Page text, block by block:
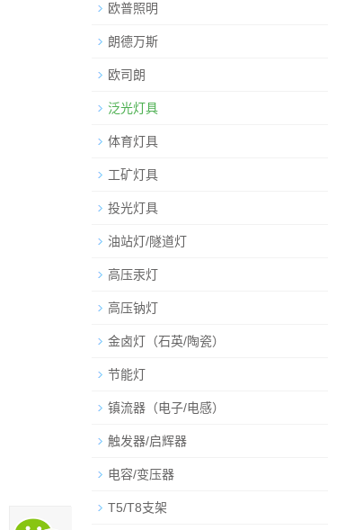
欧普照明
朗德万斯
欧司朗
泛光灯具
体育灯具
工矿灯具
投光灯具
油站灯/隧道灯
高压汞灯
高压钠灯
金卤灯（石英/陶瓷）
节能灯
镇流器（电子/电感）
触发器/启辉器
电容/变压器
T5/T8支架